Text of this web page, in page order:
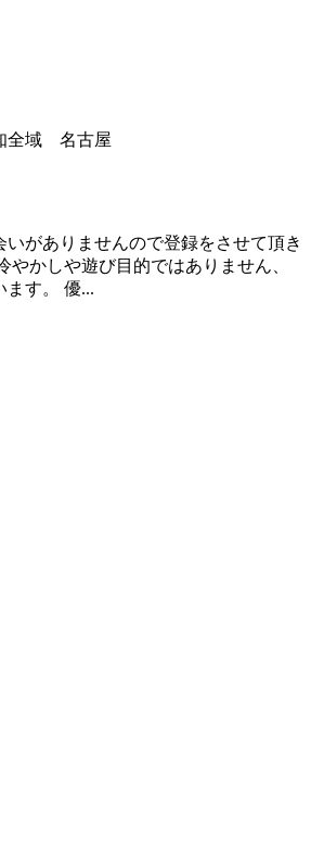
全域 名古屋
いがありませんので登録をさせて頂き
やかしや遊び目的ではありません、
ます。 優...